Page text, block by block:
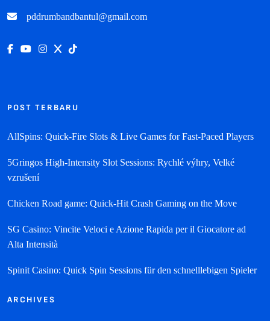
pddrumbandbantul@gmail.com
POST TERBARU
AllSpins: Quick‑Fire Slots & Live Games for Fast‑Paced Players
5Gringos High‑Intensity Slot Sessions: Rychlé výhry, Velké
vzrušení
Chicken Road game: Quick‑Hit Crash Gaming on the Move
SG Casino: Vincite Veloci e Azione Rapida per il Giocatore ad
Alta Intensità
Spinit Casino: Quick Spin Sessions für den schnelllebigen Spieler
ARCHIVES